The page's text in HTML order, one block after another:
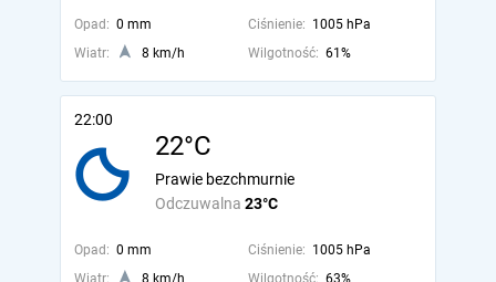
Opad: 0 mm Ciśnienie: 1005 hPa
Wiatr:
8 km/h Wilgotność: 61%
22:00
22°C
Odczuwalna 23°C
Prawie bezchmurnie
Opad: 0 mm Ciśnienie: 1005 hPa
Wiatr:
8 km/h Wilgotność: 63%